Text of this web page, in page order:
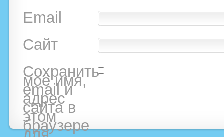
Email
Сайт
Сохранить
моё имя,
email и
адрес
сайта в
этом
браузере